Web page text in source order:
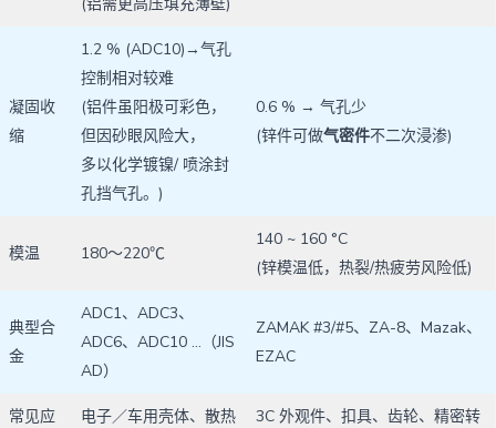
凝固收
缩
1.2 % (ADC10)→气孔
控制相对较难
(铝件虽阳极可彩色，
但因砂眼风险大，
多以化学镀镍/ 喷涂封
孔挡气孔。)
0.6 % → 气孔少
(锌件可做气密件不二次浸渗)
模温 180～220℃
140 ~ 160 °C
(锌模温低，热裂/热疲劳风险低)
典型合
金
ADC1、ADC3、
ADC6、ADC10 …（JIS
AD）
ZAMAK #3/#5、ZA-8、Mazak、
EZAC
常见应
电子／车用壳体、散热
3C 外观件、扣具、齿轮、精密转